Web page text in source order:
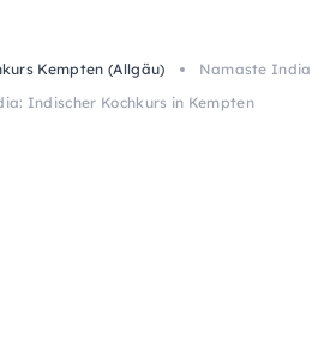
Kempten (Allgäu)
Namaste
Indischer Kochkurs in Kempten